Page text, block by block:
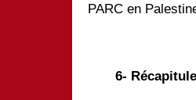
PARC en
6-